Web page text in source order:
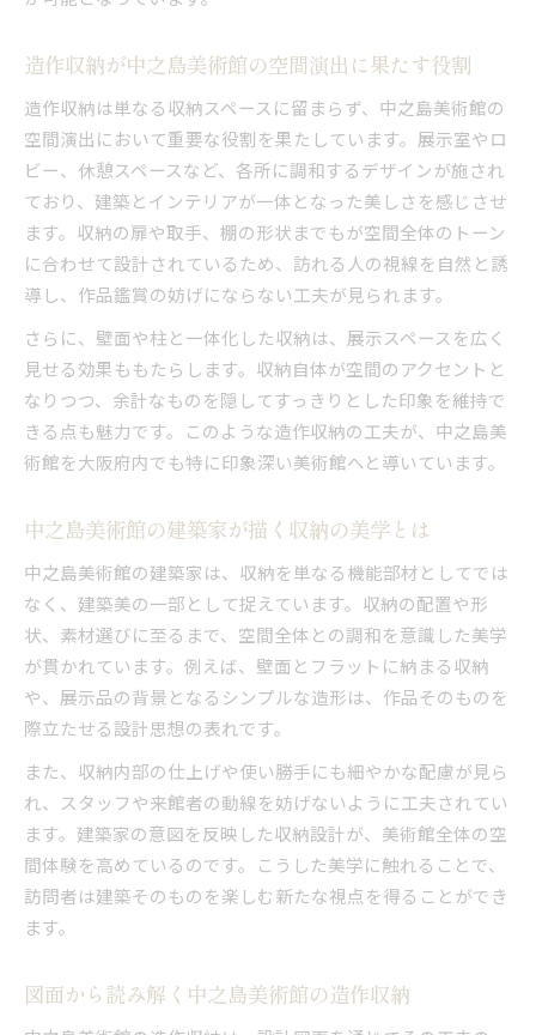
造作収納が中之島美術館の空間演出に果たす役割
造作収納は単なる収納スペースに留まらず、中之島美術館の
空間演出において重要な役割を果たしています。展示室やロ
ビー、休憩スペースなど、各所に調和するデザインが施され
ており、建築とインテリアが一体となった美しさを感じさせ
ます。収納の扉や取手、棚の形状までもが空間全体のトーン
に合わせて設計されているため、訪れる人の視線を自然と誘
導し、作品鑑賞の妨げにならない工夫が見られます。
さらに、壁面や柱と一体化した収納は、展示スペースを広く
見せる効果ももたらします。収納自体が空間のアクセントと
なりつつ、余計なものを隠してすっきりとした印象を維持で
きる点も魅力です。このような造作収納の工夫が、中之島美
術館を大阪府内でも特に印象深い美術館へと導いています。
中之島美術館の建築家が描く収納の美学とは
中之島美術館の建築家は、収納を単なる機能部材としてでは
なく、建築美の一部として捉えています。収納の配置や形
状、素材選びに至るまで、空間全体との調和を意識した美学
が貫かれています。例えば、壁面とフラットに納まる収納
や、展示品の背景となるシンプルな造形は、作品そのものを
際立たせる設計思想の表れです。
また、収納内部の仕上げや使い勝手にも細やかな配慮が見ら
れ、スタッフや来館者の動線を妨げないように工夫されてい
ます。建築家の意図を反映した収納設計が、美術館全体の空
間体験を高めているのです。こうした美学に触れることで、
訪問者は建築そのものを楽しむ新たな視点を得ることができ
ます。
図面から読み解く中之島美術館の造作収納